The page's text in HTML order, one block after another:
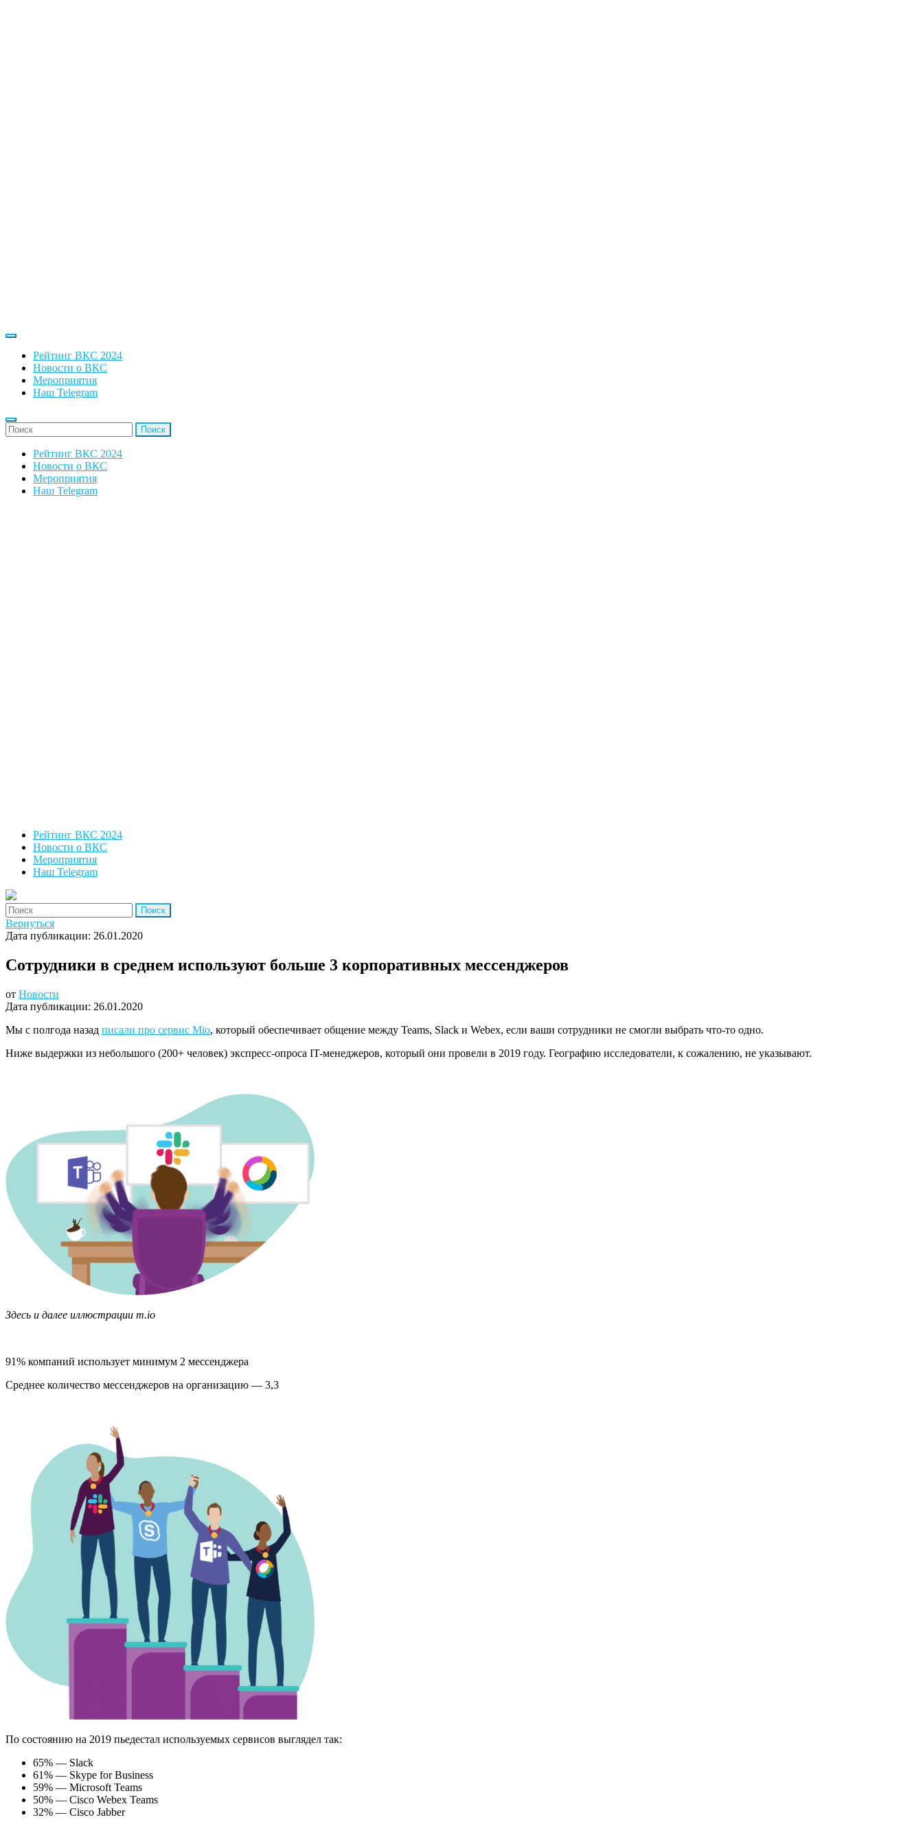
Рейтинг ВКС 2024
Новости о ВКС
Мероприятия
Наш Telegram
'Найти:
Рейтинг ВКС 2024
Новости о ВКС
Мероприятия
Наш Telegram
Рейтинг ВКС 2024
Новости о ВКС
Мероприятия
Наш Telegram
'Найти:
Вернуться
Дата публикации: 26.01.2020
Сотрудники в среднем используют больше 3 корпоративных мессенджеров
от Новости
Дата публикации: 26.01.2020
Мы с полгода назад писали про сервис Mio, который обеспечивает общение между Teams, Slack и Webex, если ваши сотрудники не смогли выбрать что-то одно.
Ниже выдержки из небольшого (200+ человек) экспресс-опроса IT-менеджеров, который они провели в 2019 году. Географию исследователи, к сожалению, не указывают.
Здесь и далее иллюстрации m.io
91% компаний использует минимум 2 мессенджера
Среднее количество мессенджеров на организацию — 3,3
По состоянию на 2019 пьедестал используемых сервисов выглядел так:
65% — Slack
61% — Skype for Business
59% — Microsoft Teams
50% — Cisco Webex Teams
32% — Cisco Jabber